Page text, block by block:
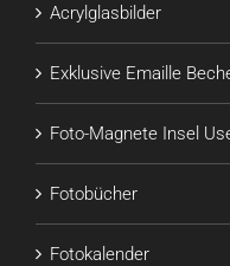
Acrylglasbilder
Exklusive Emaille
Foto-Magnete Insel
Fotobücher
Fotokalender